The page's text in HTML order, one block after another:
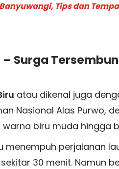
Tips dan
Surga
atau dikenal juga
Nasional Alas Purwo,
biru muda hingga
menempuh perjalanan
30 menit. Namun